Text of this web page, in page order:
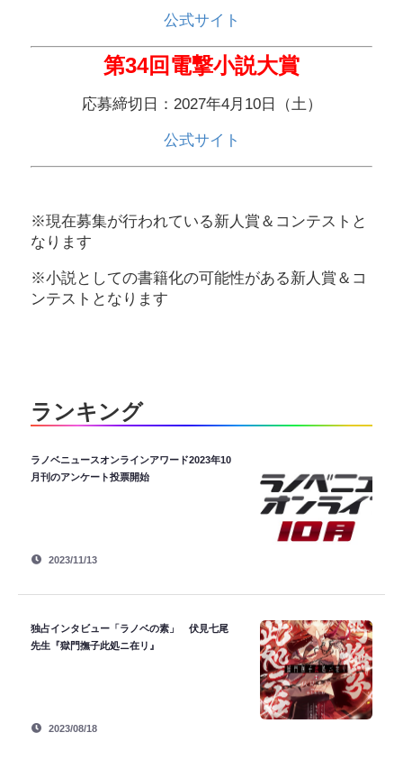
公式サイト
第34回電撃小説大賞
応募締切日：2027年4月10日（土）
公式サイト
※現在募集が行われている新人賞＆コンテストと
なります
※小説としての書籍化の可能性がある新人賞＆コ
ンテストとなります
ランキング
ラノベニュースオンラインアワード2023年10
月刊のアンケート投票開始
2023/11/13
独占インタビュー「ラノベの素」 伏見七尾
先生『獄門撫子此処ニ在リ』
2023/08/18